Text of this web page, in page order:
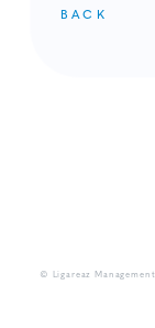
BACK
© Ligareaz